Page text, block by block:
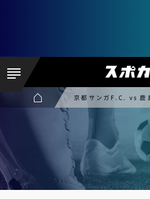
京都サンガF.C. vs 鹿